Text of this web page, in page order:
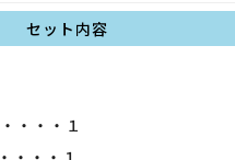
セット内容
・・・１